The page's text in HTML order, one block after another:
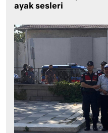
ayak sesleri